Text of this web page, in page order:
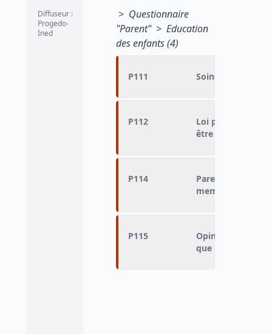
Diffuseur :
Progedo-
Ined
> Questionnaire
"Parent" > Education
des enfants (4)
P111 Soins aux bébés
P112
Loi prévoyant
être pris par la
P114
Parents élevant
memes"
P115
Opinion sur les
que pour leurs